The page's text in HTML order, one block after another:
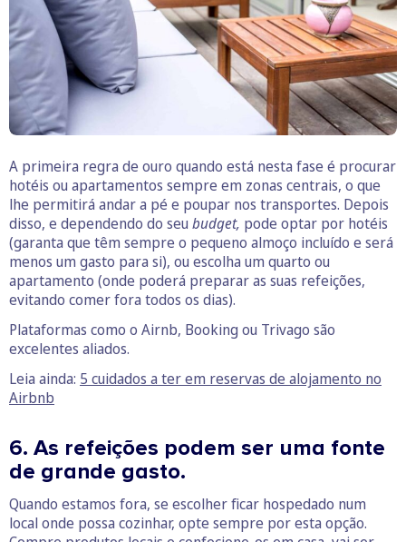
A primeira regra de ouro quando está nesta fase é procurar
hotéis ou apartamentos sempre em zonas centrais, o que
lhe permitirá andar a pé e poupar nos transportes. Depois
disso, e dependendo do seu budget, pode optar por hotéis
(garanta que têm sempre o pequeno almoço incluído e será
menos um gasto para si), ou escolha um quarto ou
apartamento (onde poderá preparar as suas refeições,
evitando comer fora todos os dias).
Plataformas como o Airnb, Booking ou Trivago são
excelentes aliados.
Leia ainda: 5 cuidados a ter em reservas de alojamento no
Airbnb
6. As refeições podem ser uma fonte
de grande gasto.
Quando estamos fora, se escolher ficar hospedado num
local onde possa cozinhar, opte sempre por esta opção.